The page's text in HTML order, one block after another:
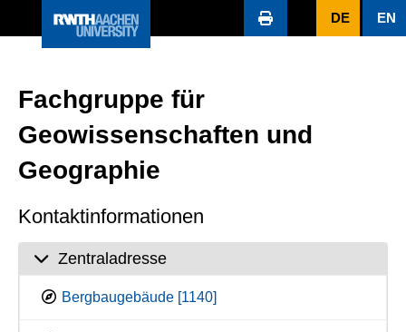
DE EN
Fachgruppe für
Geowissenschaften und
Geographie
Kontaktinformationen
Zentraladresse
Bergbaugebäude [1140]